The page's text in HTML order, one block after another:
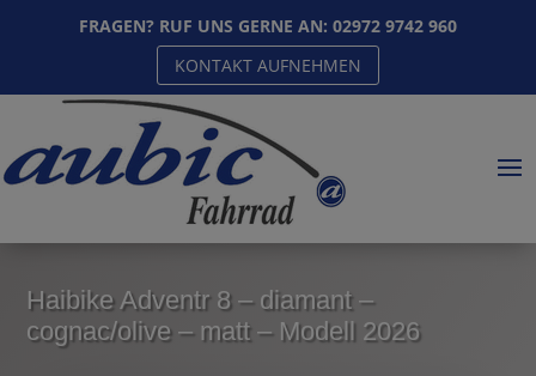
FRAGEN? RUF UNS GERNE AN: 02972 9742 960
KONTAKT AUFNEHMEN
Haibike Adventr 8 – diamant –
cognac/olive – matt – Modell 2026